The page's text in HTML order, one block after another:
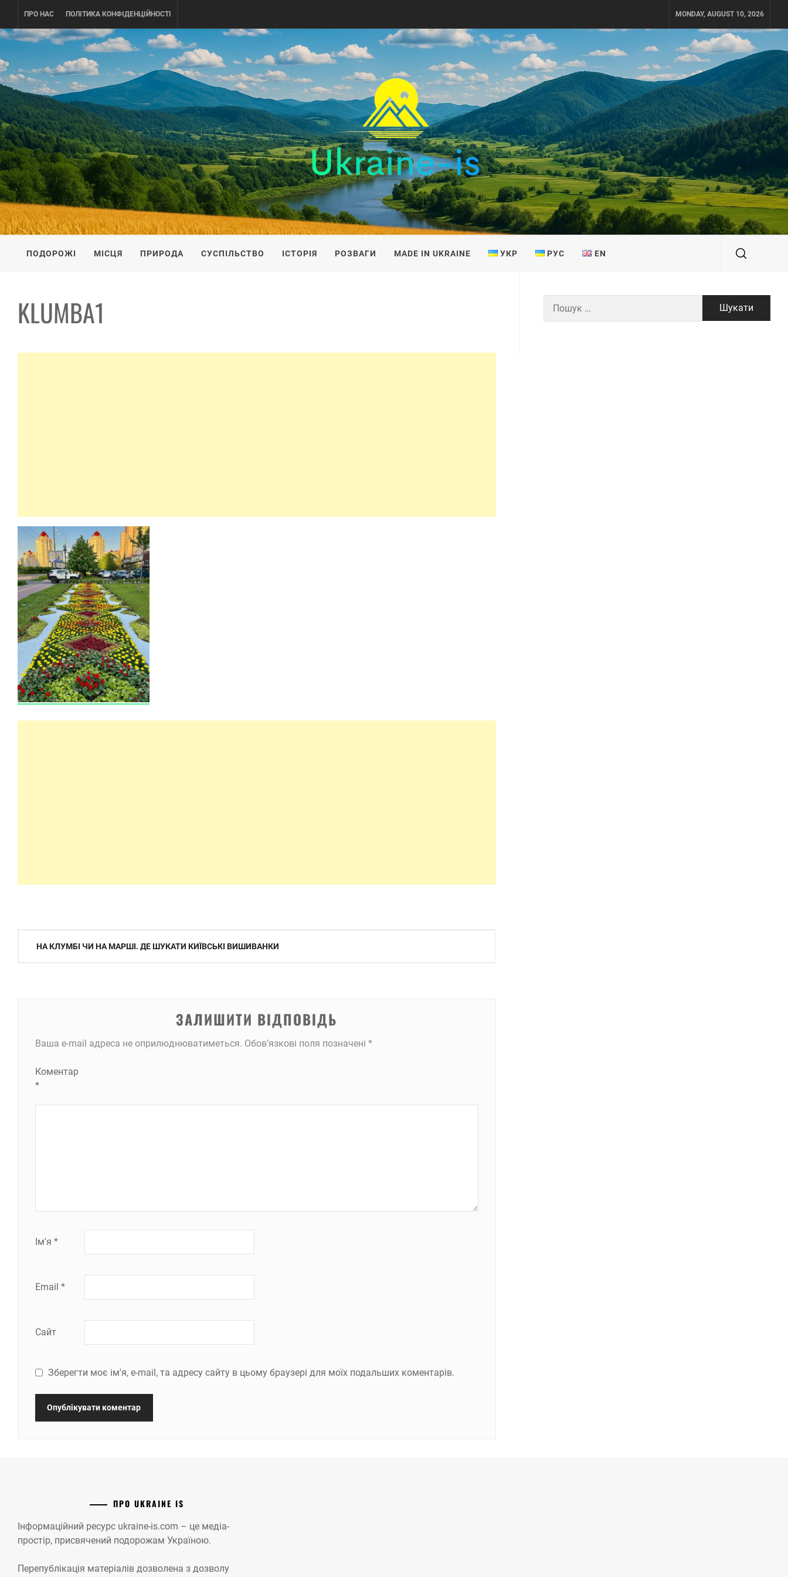
content
ПРО НАС ПОЛІТИКА КОНФІДЕНЦІЙНОСТІ MONDAY, AUGUST 10, 2026
UKRAINE-IS
ПОДОРОЖI ПО УКРАЇНІ
ПОДОРОЖІ МІСЦЯ ПРИРОДА СУСПІЛЬСТВО ІСТОРІЯ РОЗВАГИ MADE IN UKRAINE УКР РУС EN
KLUMBA1
Навігація
НА КЛУМБІ ЧИ НА МАРШІ. ДЕ ШУКАТИ КИЇВСЬКІ ВИШИВАНКИ
ЗАЛИШИТИ ВІДПОВІДЬ
Ваша e-mail адреса не оприлюднюватиметься. Обов’язкові поля позначені *
Коментар
*
Ім'я *
Email *
Сайт
Зберегти моє ім'я, e-mail, та адресу сайту в цьому браузері для моїх подальших коментарів.
ПРО UKRAINE IS
Інформаційний ресурс ukraine-is.com – це медіа-
простір, присвячений подорожам Україною.
Перепублікація матеріалів дозволена з дозволу